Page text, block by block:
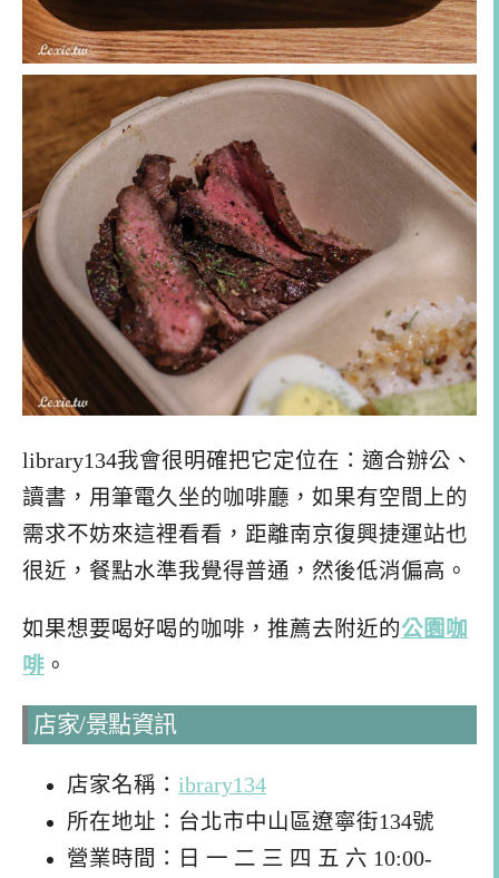
library134我會很明確把它定位在：適合辦公、
讀書，用筆電久坐的咖啡廳，如果有空間上的
需求不妨來這裡看看，距離南京復興捷運站也
很近，餐點水準我覺得普通，然後低消偏高。
如果想要喝好喝的咖啡，推薦去附近的公園咖
啡 。
店家/景點資訊
店家名稱： ibrary134
所在地址：台北市中山區遼寧街134號
營業時間：日 一 二 三 四 五 六 10:00-